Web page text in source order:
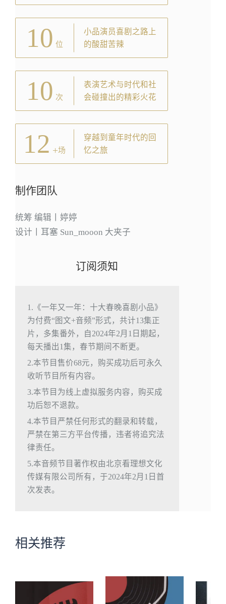
10 位
小品演员喜剧之路上
的酸甜苦辣
10 次
表演艺术与时代和社
会碰撞出的精彩火花
12 +场
穿越到童年时代的回
忆之旅
制作团队
统筹 编辑丨婷婷
设计丨耳塞 Sun_mooon 大夹子
订阅须知
1.《一年又一年：十大春晚喜剧小品》
为付费“图文+音频”形式，共计13集正
片，多集番外，自2024年2月1日期起，
每天播出1集，春节期间不断更。
2.本节目售价68元，购买成功后可永久
收听节目所有内容。
3.本节目为线上虚拟服务内容，购买成
功后恕不退款。
4.本节目严禁任何形式的翻录和转载，
严禁在第三方平台传播，违者将追究法
律责任。
5.本音频节目著作权由北京看理想文化
传媒有限公司所有，于2024年2月1日首
次发表。
相关推荐